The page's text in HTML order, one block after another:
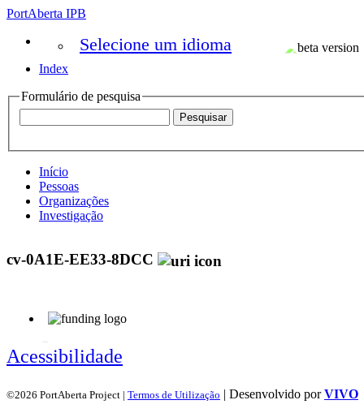
PortAberta IPB
Selecione um idioma
Index
Formulário de pesquisa
Início
Pessoas
Organizações
Investigação
cv-0A1E-EE33-8DCC
Acessibilidade
©2026 PortAberta Project | Termos de Utilização | Desenvolvido porVIVO